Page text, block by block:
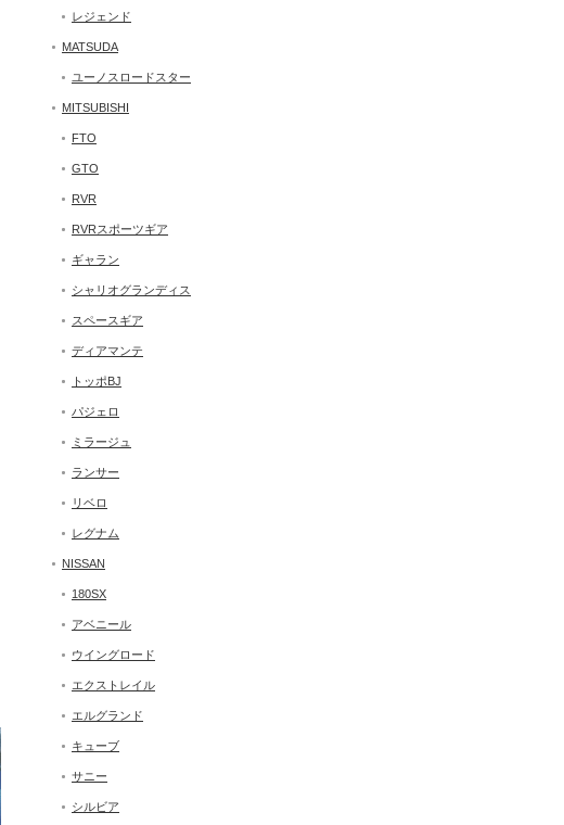
レジェンド
MATSUDA
ユーノスロードスター
MITSUBISHI
FTO
GTO
RVR
RVRスポーツギア
ギャラン
シャリオグランディス
スペースギア
ディアマンテ
トッポBJ
パジェロ
ミラージュ
ランサー
リベロ
レグナム
NISSAN
180SX
アベニール
ウイングロード
エクストレイル
エルグランド
キューブ
サニー
シルビア